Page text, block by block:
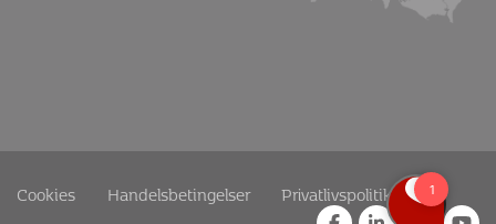
Cookies Handelsbetingelser Privatlivspolitik